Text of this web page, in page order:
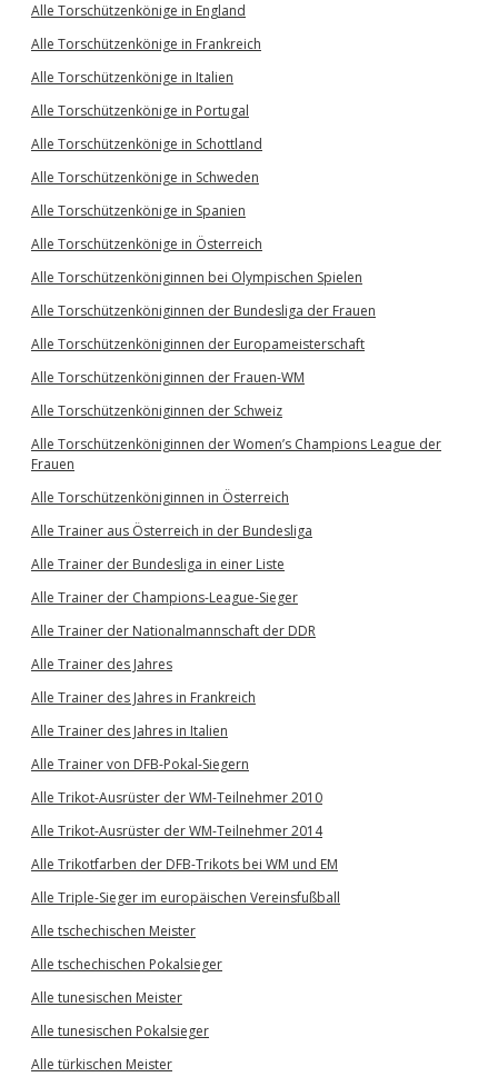
Alle Torschützenkönige in England
Alle Torschützenkönige in Frankreich
Alle Torschützenkönige in Italien
Alle Torschützenkönige in Portugal
Alle Torschützenkönige in Schottland
Alle Torschützenkönige in Schweden
Alle Torschützenkönige in Spanien
Alle Torschützenkönige in Österreich
Alle Torschützenköniginnen bei Olympischen Spielen
Alle Torschützenköniginnen der Bundesliga der Frauen
Alle Torschützenköniginnen der Europameisterschaft
Alle Torschützenköniginnen der Frauen-WM
Alle Torschützenköniginnen der Schweiz
Alle Torschützenköniginnen der Women’s Champions League der
Frauen
Alle Torschützenköniginnen in Österreich
Alle Trainer aus Österreich in der Bundesliga
Alle Trainer der Bundesliga in einer Liste
Alle Trainer der Champions-League-Sieger
Alle Trainer der Nationalmannschaft der DDR
Alle Trainer des Jahres
Alle Trainer des Jahres in Frankreich
Alle Trainer des Jahres in Italien
Alle Trainer von DFB-Pokal-Siegern
Alle Trikot-Ausrüster der WM-Teilnehmer 2010
Alle Trikot-Ausrüster der WM-Teilnehmer 2014
Alle Trikotfarben der DFB-Trikots bei WM und EM
Alle Triple-Sieger im europäischen Vereinsfußball
Alle tschechischen Meister
Alle tschechischen Pokalsieger
Alle tunesischen Meister
Alle tunesischen Pokalsieger
Alle türkischen Meister